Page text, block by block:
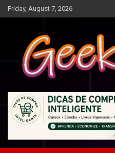
Skip
to
Friday, August 7, 2026
Geek Chic